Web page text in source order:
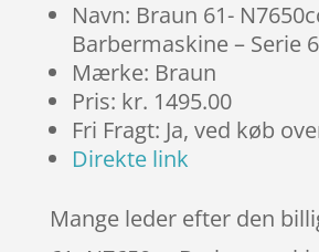
Navn: Braun 61-
Barbermaskine – Serie 6
Mærke: Braun
Pris: kr. 1495.00
Fri Fragt: Ja, ved køb
Direkte link
Mange leder efter den